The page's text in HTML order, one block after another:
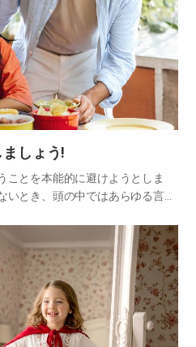
ましょう!
ことを本能的に避けようとしま
とき、頭の中ではあらゆる言い
に5から1までの数字を逆に数えて